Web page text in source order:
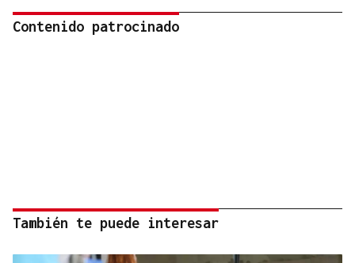
Contenido patrocinado
También te puede interesar